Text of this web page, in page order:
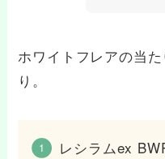
ホワイトフレアの当
り。
レシラムex